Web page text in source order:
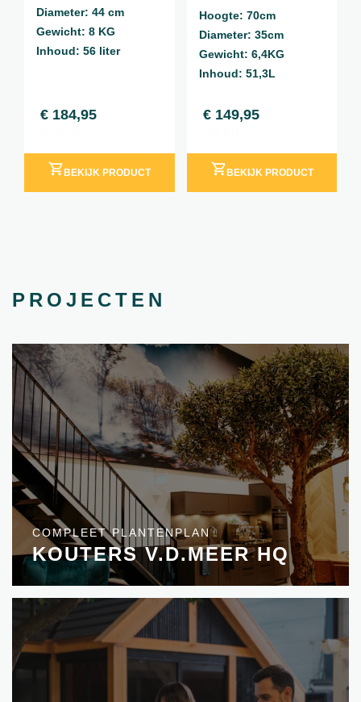
Diameter: 44 cm
Gewicht: 8 KG
Inhoud: 56 liter
€ 184,95
BEKIJK PRODUCT
Hoogte: 70cm
Diameter: 35cm
Gewicht: 6,4KG
Inhoud: 51,3L
€149,95
BEKIJK PRODUCT
PROJECTEN
COMPLEET PLANTENPLAN
KOUTERS V.D.MEER HQ